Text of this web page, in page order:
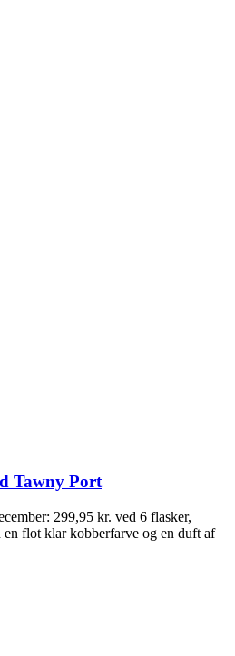
Tawny Port
299,95 kr. ved 6 flasker,
flot klar kobberfarve og en duft af